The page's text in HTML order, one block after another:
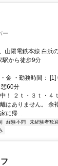
ー
山陽電鉄本線 白浜
駅から徒歩9分
金 ・勤務時間：
60分
！ ２ｔ・３ｔ・４
ありません。 余
に帰...
経験不問 未経験者歓迎